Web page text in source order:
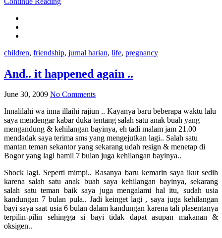
children, friendship, jurnal harian, life, pregnancy
And.. it happened again ..
June 30, 2009 No Comments
Innalilahi wa inna illaihi rajiun .. Kayanya baru beberapa waktu lalu
saya mendengar kabar duka tentang salah satu anak buah yang
mengandung & kehilangan bayinya, eh tadi malam jam 21.00
mendadak saya terima sms yang mengejutkan lagi.. Salah satu
mantan teman sekantor yang sekarang udah resign & menetap di
Bogor yang lagi hamil 7 bulan juga kehilangan bayinya..
Shock lagi. Seperti mimpi.. Rasanya baru kemarin saya ikut sedih
karena salah satu anak buah saya kehilangan bayinya, sekarang
salah satu teman baik saya juga mengalami hal itu, sudah usia
kandungan 7 bulan pula.. Jadi keinget lagi , saya juga kehilangan
bayi saya saat usia 6 bulan dalam kandungan karena tali plasentanya
terpilin-pilin sehingga si bayi tidak dapat asupan makanan &
oksigen..